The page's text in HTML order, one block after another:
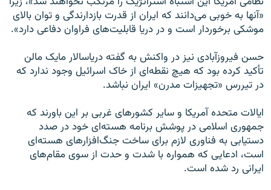
«آنها به خوبی می‌‌دانند كه ايران از قدرت بازدارندگی و توان بالای
موشكی برخوردار است و در دريا قابليت‌های فراوان دفاعی دارد».
حسن فیروزآبادی نیز در واکنش به گفته دریاسالار مایک مالن
تأکید کرده بود که هیچ نقطه‌ای از خاک اسرائیل وجود ندارد که
در تیررس «تجهیزات مدرن» ایران نباشد.
ایالات متحده آمریکا و سایر کشورهای غربی بر این باورند که
جمهوری اسلامی در پوشش برنامه هسته‌ای خود در صدد
دستیابی به فناوری لازم برای ساخت جنگ‌افزارهای هسته‌ای
است، ادعایی که همواره با شدت و حدت از سوی مقام‌های
ایرانی رد شده است.